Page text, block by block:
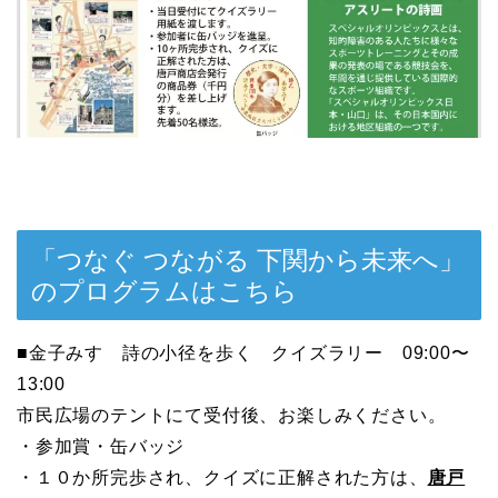
「つなぐ つながる 下関から未来へ」
のプログラムはこちら
■金子みすゞ詩の小径を歩く クイズラリー 09:00〜
13:00
市民広場のテントにて受付後、お楽しみください。
・参加賞・缶バッジ
・１０か所完歩され、クイズに正解された方は、
唐戸